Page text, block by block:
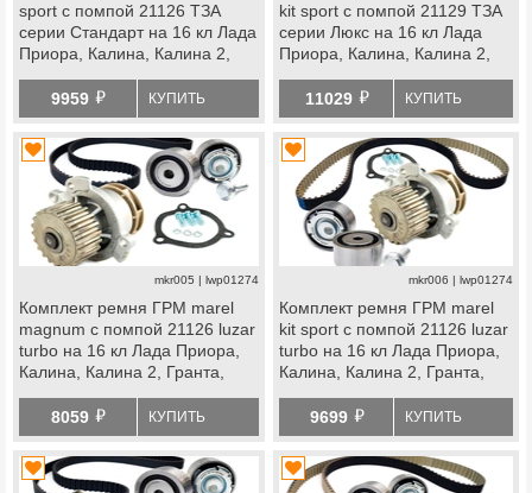
sport с помпой 21126 ТЗА
серии Стандарт на 16 кл Лада
Приора, Калина, Калина 2,
Ларгус fl, Веста, Икс
Рей, datsun
9959 й КУПИТЬ
kit sport с помпой 21129 ТЗА
серии Люкс на 16 кл Лада
Приора, Калина, Калина 2,
Ларгус fl, Веста, Икс
Рей, datsun
11029 й КУПИТЬ
mkr005 | lwp01274
Комплект ремня ГРМ marel
magnum с помпой 21126 luzar
turbo на 16 кл Лада Приора,
Калина, Калина 2, Гранта,
Веста, Икс Рей, datsun
8059 й КУПИТЬ
mkr006 | lwp01274
Комплект ремня ГРМ marel
kit sport с помпой 21126 luzar
turbo на 16 кл Лада Приора,
Калина, Калина 2, Гранта,
Веста, Икс Рей, datsun
9699 й КУПИТЬ